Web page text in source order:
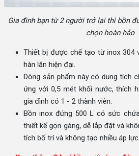
Gia đình bạn từ 2 người trở lại thì bồn
chọn hoàn hảo
Thiết bị được chế tạo từ inox 304
hàn lăn hiện đại.
Dòng sản phẩm này có dung tích
ứng với 0,5 mét khối nước, thích
gia đình có 1 - 2 thành viên.
Bồn inox đứng 500 L có sức
thiết kế gọn gàng, dễ lắp đặt và
tích bố trí và không tạo nhiều áp